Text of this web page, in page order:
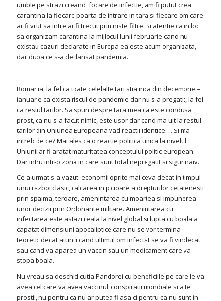
umble pe strazi creand focare de infectie, am fi putut crea
carantina la fiecare poarta de intrare in tara si fiecare om care
ar fi vrut sa intre ar fi trecut prin niste filtre. Si atentie ca in loc
sa organizam carantina la mijlocul lunii februarie cand nu
existau cazuri declarate in Europa ea este acum organizata,
dar dupa ce s-a declansat pandemia.
Romania, la fel ca toate celelalte tari stia inca din decembrie –
ianuarie ca exista riscul de pandemie dar nu s-a pregatit, la fel
ca restul tarilor. Sa spun despre tara mea ca este condusa
prost, ca nu s-a facut nimic, este usor dar cand ma uit la restul
tarilor din Uniunea Europeana vad reactii identice…. Si ma
intreb de ce? Mai ales ca o reactie politica unica la nivelul
Uniunii ar fi aratat maturitatea conceptului politic european.
Dar intru intr-o zona in care sunt total nepregatit si sigur naiv.
Ce a urmat s-a vazut: economii oprite mai ceva decat in timpul
unui razboi clasic, calcarea in picioare a drepturilor cetatenesti
prin spaima, teroare, amenintarea cu moartea si impunerea
unor decizii prin Ordonante militare. Amenintarea cu
infectarea este astazi reala la nivel global si lupta cu boala a
capatat dimensiuni apocaliptice care nu se vor termina
teoretic decat atunci cand ultimul om infectat se va fi vindecat
sau cand va aparea un vaccin sau un medicament care va
stopa boala.
Nu vreau sa deschid cutia Pandorei cu beneficiile pe care le va
avea cel care va avea vaccinul, conspiratii mondiale si alte
prostii, nu pentru ca nu ar putea fi asa ci pentru ca nu sunt in